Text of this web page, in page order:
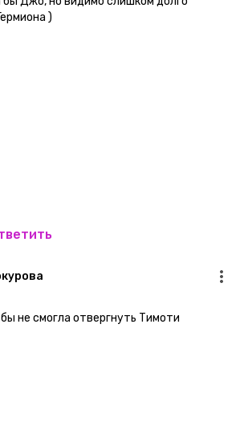
)
не смогла отвергнуть Тимоти